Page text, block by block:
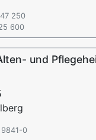
250
600
und
0